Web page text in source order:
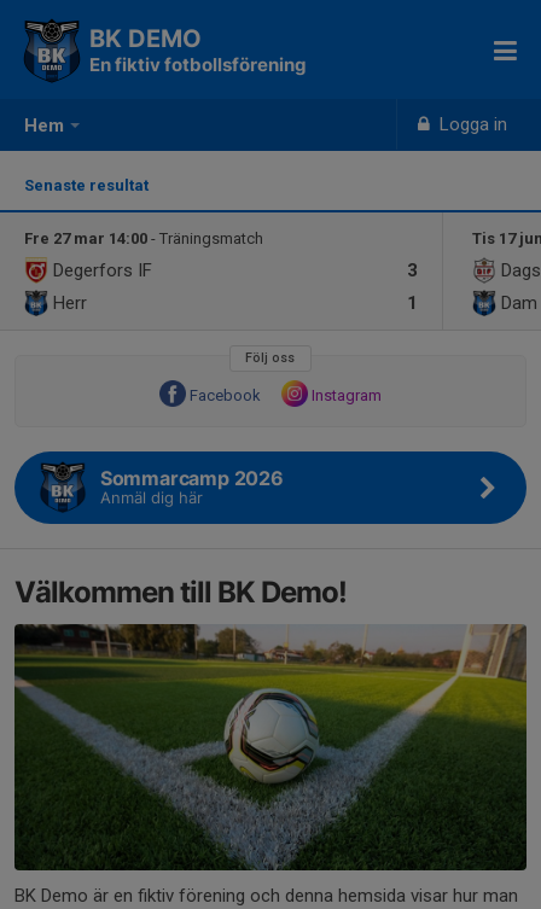
Hem Logga in
BK DEMO
En fiktiv fotbollsförening
Senaste resultat
Fre 27 mar 14:00 - Träningsmatch
3
Degerfors IF
1
Herr
Tis 17
Dam
Följ oss
Facebook Instagram
Sommarcamp 2026
Anmäl dig här
Välkommen till BK Demo!
BK Demo är en fiktiv förening och denna hemsida visar hur man